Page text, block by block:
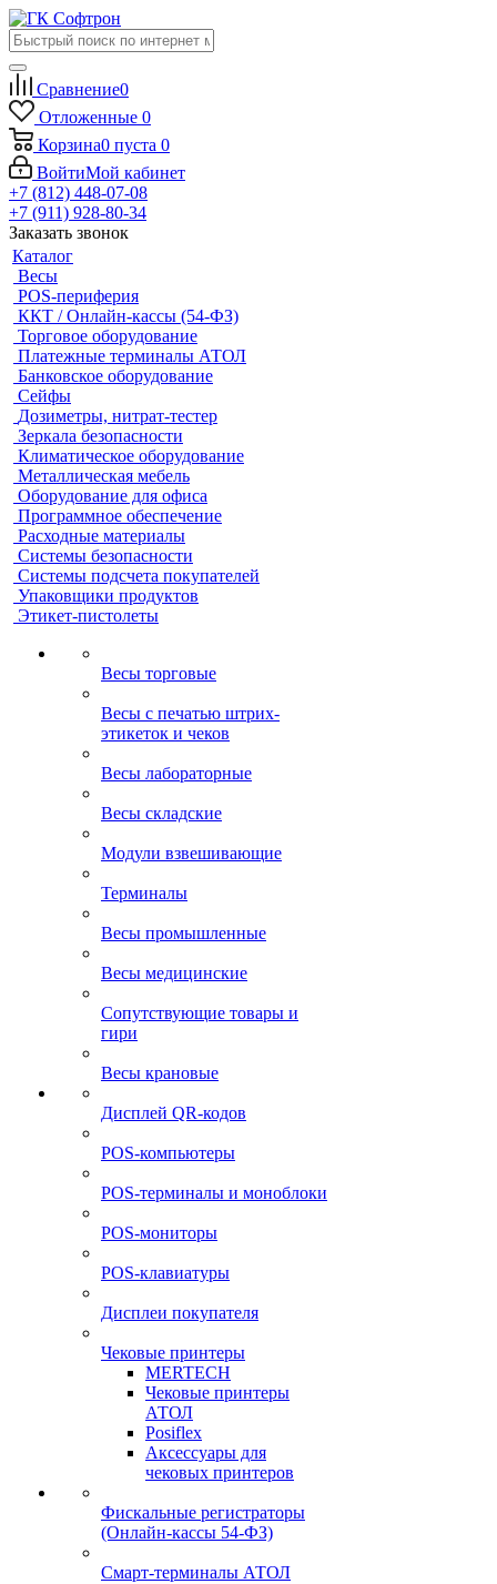
Сравнение0
Отложенные 0
Корзина0 пуста 0
ВойтиМой кабинет
+7 (812) 448-07-08
+7 (911) 928-80-34
Заказать звонок
Каталог
Весы
POS-периферия
ККТ / Онлайн-кассы (54-ФЗ)
Торговое оборудование
Платежные терминалы АТОЛ
Банковское оборудование
Сейфы
Дозиметры, нитрат-тестер
Зеркала безопасности
Климатическое оборудование
Металлическая мебель
Оборудование для офиса
Программное обеспечение
Расходные материалы
Системы безопасности
Системы подсчета покупателей
Упаковщики продуктов
Этикет-пистолеты
Весы торговые
Весы с печатью штрих-
этикеток и чеков
Весы лабораторные
Весы складские
Модули взвешивающие
Терминалы
Весы промышленные
Весы медицинские
Сопутствующие товары и
гири
Весы крановые
Дисплей QR-кодов
POS-компьютеры
POS-терминалы и моноблоки
POS-мониторы
POS-клавиатуры
Дисплеи покупателя
Чековые принтеры
MERTECH
Чековые принтеры
АТОЛ
Posiflex
Аксессуары для
чековых принтеров
Фискальные регистраторы
(Онлайн-кассы 54-ФЗ)
Смарт-терминалы АТОЛ